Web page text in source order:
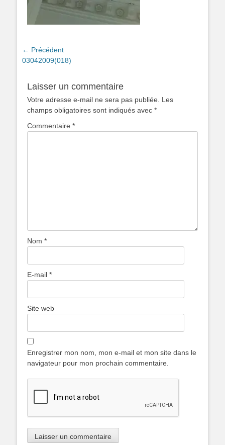
Navigation
de
← Précédent
Article
03042009(018)
Laisser un commentaire
Votre adresse e-mail ne sera pas publiée. Les
champs obligatoires sont indiqués avec *
Commentaire *
Nom *
E-mail *
Site web
Enregistrer mon nom, mon e-mail et mon site dans le
navigateur pour mon prochain commentaire.